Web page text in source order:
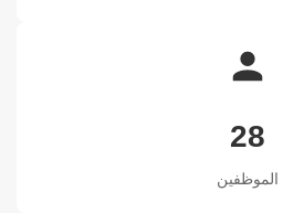
28
الموظفين